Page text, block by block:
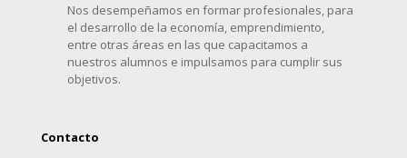
Nos desempeñamos en formar profesionales, para
el desarrollo de la economía, emprendimiento,
entre otras áreas en las que capacitamos a
nuestros alumnos e impulsamos para cumplir sus
objetivos.
Contacto